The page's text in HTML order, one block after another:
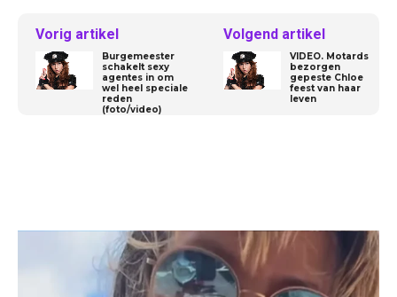
Vorig artikel
Burgemeester
schakelt sexy
agentes in om
wel heel speciale
reden
(foto/video)
Volgend artikel
VIDEO. Motards
bezorgen
gepeste Chloe
feest van haar
leven